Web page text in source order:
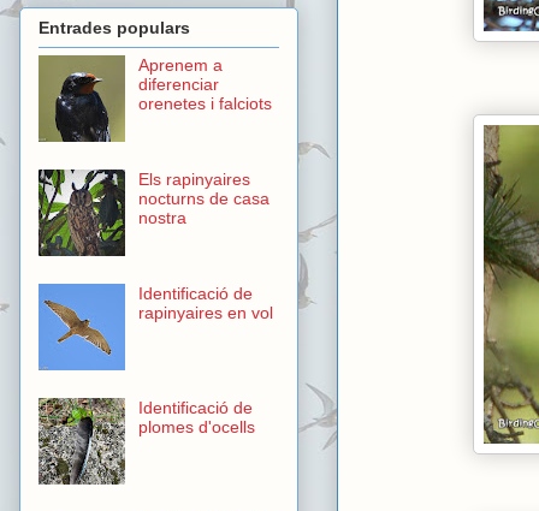
Entrades populars
Aprenem a
diferenciar
orenetes i falciots
Els rapinyaires
nocturns de casa
nostra
Identificació de
rapinyaires en vol
Identificació de
plomes d'ocells